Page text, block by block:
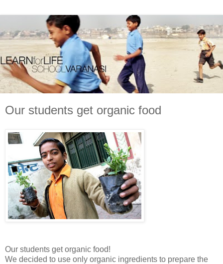
Our students get organic food
Our students get organic food!
We decided to use only organic ingredients to prepare the